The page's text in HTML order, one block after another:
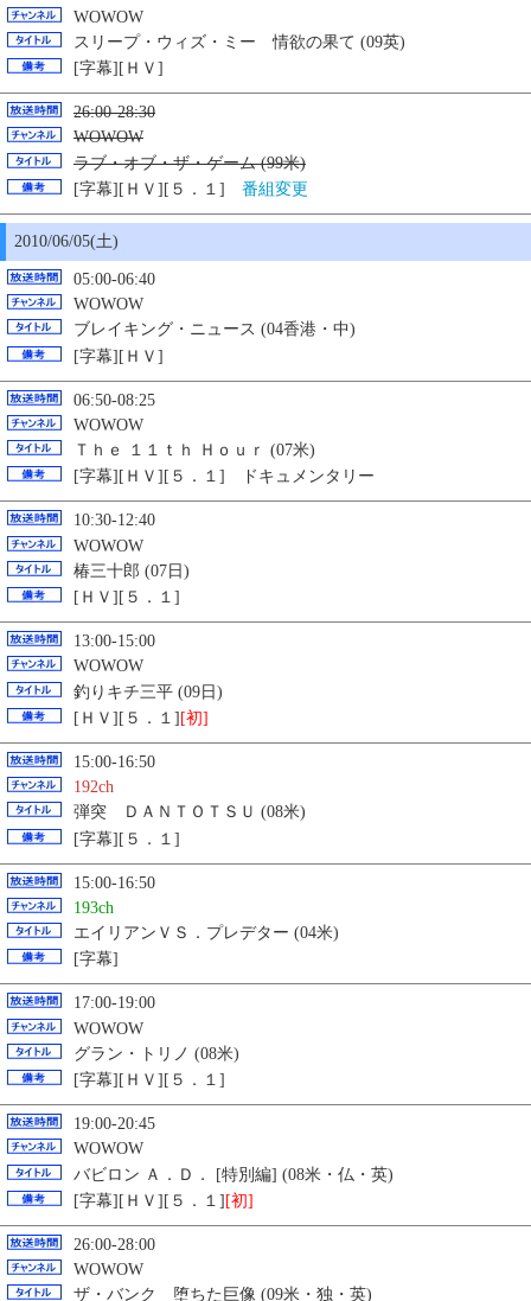
WOWOW
スリープ・ウィズ・ミー 情欲の果て (09英)
[字幕][ＨＶ]
26:00-28:30
WOWOW
ラブ・オブ・ザ・ゲーム (99米)
[字幕][ＨＶ][５．１] 番組変更
2010/06/05(土)
05:00-06:40
WOWOW
ブレイキング・ニュース (04香港・中)
[字幕][ＨＶ]
06:50-08:25
WOWOW
Ｔｈｅ １１ｔｈ Ｈｏｕｒ (07米)
[字幕][ＨＶ][５．１] ドキュメンタリー
10:30-12:40
WOWOW
椿三十郎 (07日)
[ＨＶ][５．１]
13:00-15:00
WOWOW
釣りキチ三平 (09日)
[ＨＶ][５．１] [初]
15:00-16:50
192ch
弾突 ＤＡＮＴＯＴＳＵ (08米)
[字幕][５．１]
15:00-16:50
193ch
エイリアンＶＳ．プレデター (04米)
[字幕]
17:00-19:00
WOWOW
グラン・トリノ (08米)
[字幕][ＨＶ][５．１]
19:00-20:45
WOWOW
バビロン Ａ．Ｄ． [特別編] (08米・仏・英)
[字幕][ＨＶ][５．１] [初]
26:00-28:00
WOWOW
ザ・バンク 堕ちた巨像 (09米・独・英)